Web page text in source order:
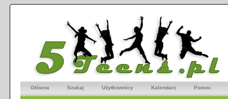
Główna Szukaj Użytkownicy Kalendarz Pomoc